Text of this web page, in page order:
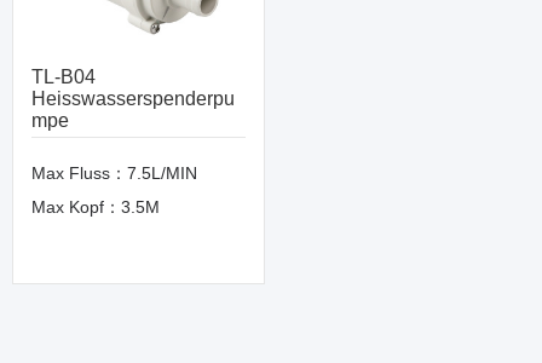
TL-B04
Heisswasserspenderpu
mpe
Max Fluss：7.5L/MIN
Max Kopf：3.5M